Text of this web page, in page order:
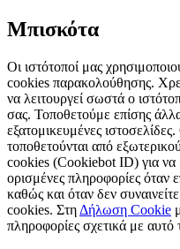
Μπισκότα
Οι ιστότοποί μας
cookies παρακολούθησης.
να λειτουργεί σωστά ο
σας. Τοποθετούμε επίσης
εξατομικευμένες
τοποθετούνται από
cookies (Cookiebot ID) για
ορισμένες πληροφορίες όταν
καθώς και όταν δεν
cookies. Στη Δήλωση Cookie
πληροφορίες σχετικά με αυτό